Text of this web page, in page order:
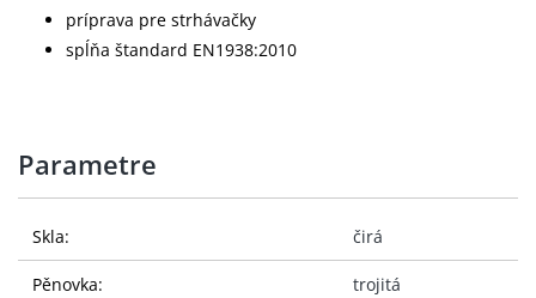
príprava pre strhávačky
spĺňa štandard EN1938:2010
Parametre
Skla: čirá
Pěnovka: trojitá